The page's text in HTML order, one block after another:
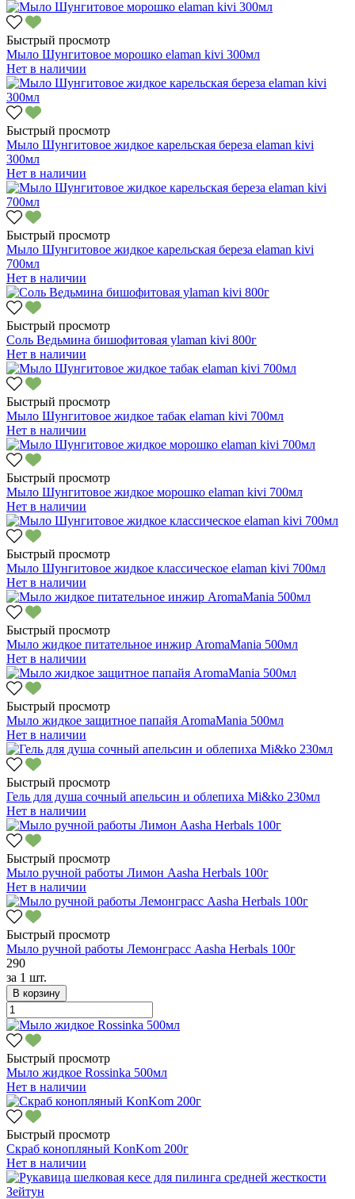
Быстрый просмотр
Мыло Шунгитовое морошко elaman kivi 300мл
Нет в наличии
Быстрый просмотр
Мыло Шунгитовое жидкое карельская береза elaman kivi
300мл
Нет в наличии
Быстрый просмотр
Мыло Шунгитовое жидкое карельская береза elaman kivi
700мл
Нет в наличии
Быстрый просмотр
Соль Ведьмина бишофитовая уlaman kivi 800г
Нет в наличии
Быстрый просмотр
Мыло Шунгитовое жидкое табак elaman kivi 700мл
Нет в наличии
Быстрый просмотр
Мыло Шунгитовое жидкое морошко elaman kivi 700мл
Нет в наличии
Быстрый просмотр
Мыло Шунгитовое жидкое классическое elaman kivi 700мл
Нет в наличии
Быстрый просмотр
Мыло жидкое питательное инжир AromaMania 500мл
Нет в наличии
Быстрый просмотр
Мыло жидкое защитное папайя AromaMania 500мл
Нет в наличии
Быстрый просмотр
Гель для душа сочный апельсин и облепиха Mi&ko 230мл
Нет в наличии
Быстрый просмотр
Мыло ручной работы Лимон Aasha Herbals 100г
Нет в наличии
Быстрый просмотр
Мыло ручной работы Лемонграсс Aasha Herbals 100г
290
за 1 шт.
В корзину
Быстрый просмотр
Мыло жидкое Rossinka 500мл
Нет в наличии
Быстрый просмотр
Скраб конопляный KonKom 200г
Нет в наличии